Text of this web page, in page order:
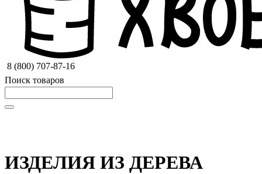
8 (800) 707-87-16
Поиск товаров
ИЗДЕЛИЯ ИЗ ДЕРЕВА